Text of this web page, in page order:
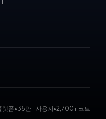
랫폼•35만+ 사용자•2,700+ 코트